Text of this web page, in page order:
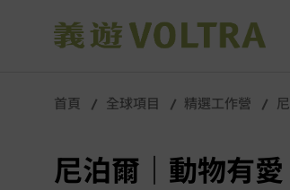
首頁 全球項目 精選工作營
尼泊爾｜動物有